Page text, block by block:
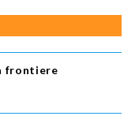
frontiere